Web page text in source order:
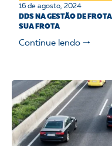
16 de agosto, 2024
DDS NA GESTÃO DE
SUA FROTA
Continue lendo 🠒